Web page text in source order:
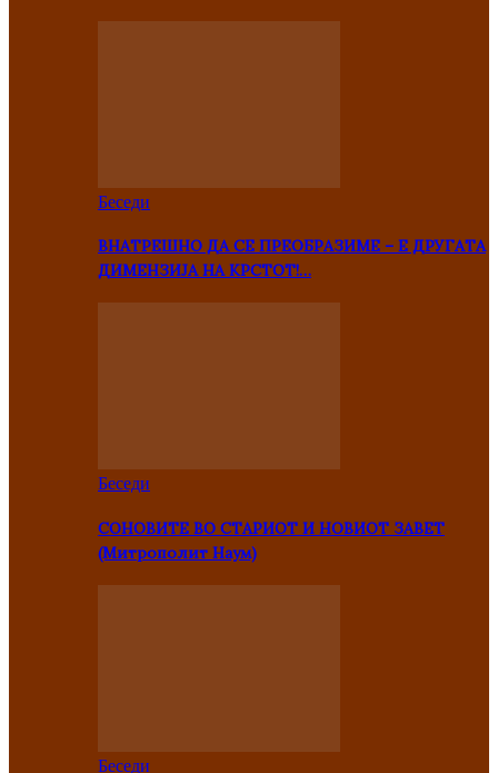
Беседи
ВНАТРЕШНО ДА СЕ ПРЕОБРАЗИМЕ – Е ДРУГАТА
ДИМЕНЗИЈА НА КРСТОТ!…
Беседи
СОНОВИТЕ ВО СТАРИОТ И НОВИОТ ЗАВЕТ
(Митрополит Наум)
Беседи